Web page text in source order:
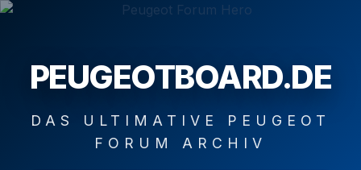
PEUGEOTBOARD.DE
DAS ULTIMATIVE PEUGEOT
FORUM ARCHIV